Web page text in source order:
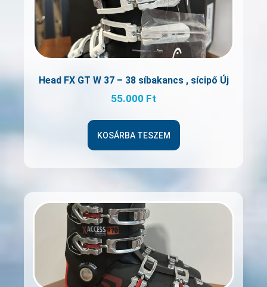
Head FX GT W 37 – 38 síbakancs , sícipő Új
55.000 Ft
KOSÁRBA TESZEM